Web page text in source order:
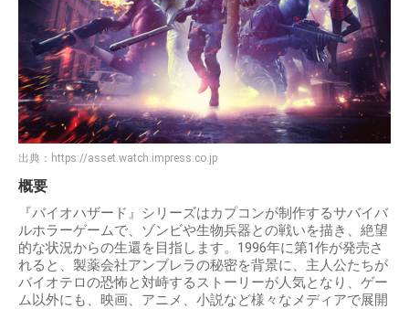
出典： https://asset.watch.impress.co.jp
概要
『バイオハザード』シリーズはカプコンが制作するサバイバ
ルホラーゲームで、ゾンビや生物兵器との戦いを描き、絶望
的な状況からの生還を目指します。1996年に第1作が発売さ
れると、製薬会社アンブレラの秘密を背景に、主人公たちが
バイオテロの恐怖と対峙するストーリーが人気となり、ゲー
ム以外にも、映画、アニメ、小説など様々なメディアで展開